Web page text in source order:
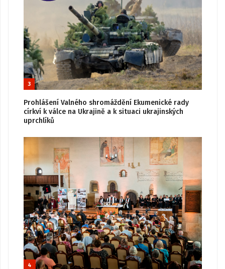
3
Prohlášení Valného shromáždění Ekumenické rady
církví k válce na Ukrajině a k situaci ukrajinských
uprchlíků
4